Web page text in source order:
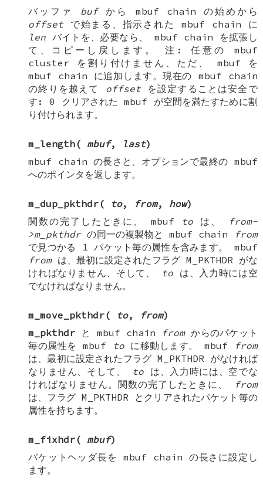
バッファ bufから mbuf chain の始めから
offsetで始まる、指示されたmbuf chain に
len バイトを、必要なら、 mbuf chain を拡張し
て、コピーし戻します。注 : 任意の mbuf
cluster を割り付けません、ただ、 mbuf を
mbuf chain に追加します。現在の mbuf chain
の終りを越えて offsetを設定することは安全で
す: 0 クリアされたmbuf が空間を満たすために割
り付けられます。
m_length( mbuf, last)
mbuf chain の長さと、オプションで最終の mbuf
へのポインタを返します。
m_dup_pkthdr( to, from, how)
関数の完了したときに、mbuf to は、
from-
>m_pkthdrの同一の複製物とmbuf chain
from
で見つかる 1 パケット毎の属性を含みます。 mbuf
fromは、最初に設定されたフラグ M_PKTHDR がな
ければなりません、そして、
to は、入力時には空
でなければなりません。
m_move_pkthdr( to, from)
m_pkthdr と mbuf chain fromからのパケット
毎の属性をmbuf toに移動します。mbuf
from
は、最初に設定されたフラグM_PKTHDR がなければ
なりません、そして、
to は、入力時には、空でな
ければなりません。関数の完了したときに、
from
は、フラグ M_PKTHDR とクリアされたパケット毎の
属性を持ちます。
m_fixhdr( mbuf)
パケットヘッダ長をmbuf chain の長さに設定し
ます。